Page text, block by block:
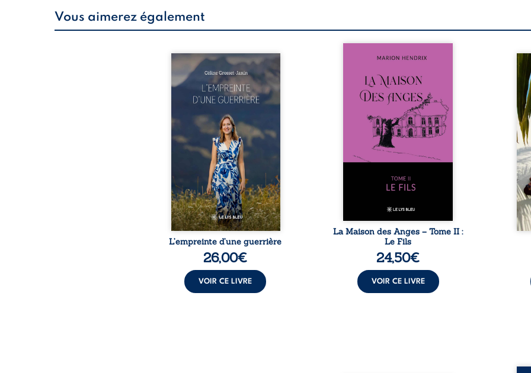
Vous aimerez également
Que reste-t-il de l’enfance
lorsque la maladie impose ses
propres règles ? L’empreinte
d’une guerrière livre, sans
détour, le récit d’un quotidien
bouleversé par la maladie
chronique, l’errance médicale
et de longues hospitalisations.
L’auteure y raconte ce que les
dossiers médicaux taisent : la
peur, l’isolement, l’épuisement
et le sentiment de ne pas ...
L’empreinte d’une guerrière
26,00€
VOIR CE LIVRE
Nous sommes en 1979, soit 15
patriarche Anatole-Eustache.
La famille devra affronter non
seulement un inconnu qui rôde
autour du domaine et dont
Firmin, le fidèle majordome,
redoute les visites, le passé
encombrant d’Anatole-
Eustache, la malédiction
familiale, mais aussi la toute-
puissance de Gauthier. Mais
comment dompter cet enfant
avant qu’il ...
La Maison des Anges – Tome II :
Le Fils
24,50€
VOIR CE LIVRE
Au
eux,